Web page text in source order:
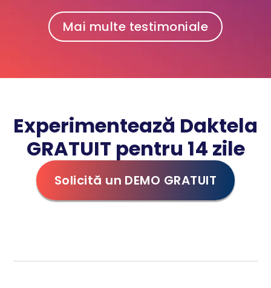
Mai multe testimoniale
Experimentează Daktela
GRATUIT pentru 14 zile
Solicită un DEMO GRATUIT